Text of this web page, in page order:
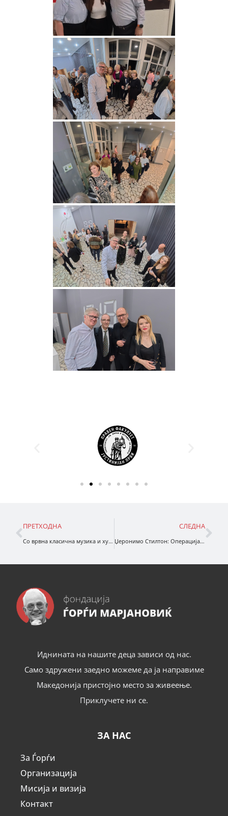
ПРЕТХОДНА
Со врвна класична музика и хуманитарна мисија, Фондацијата „Ѓорѓи Марјановиќ“ ги возобновува „Ѓурѓовденските средби“
СЛЕДНА
Џеронимо Стилтон: Операција чист воздух
Иднината на нашите деца зависи од нас.
Само здружени заедно можеме да ја направиме
Македонија пристојно место за живеење.
Приклучете ни се.
ЗА НАС
За Ѓорѓи
Организација
Мисија и визија
Контакт